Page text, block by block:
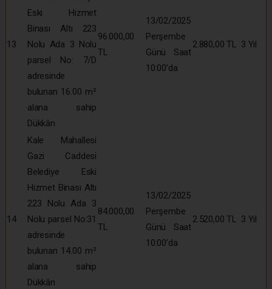
13
Eski Hizmet
Binası Altı 223
Nolu Ada 3 Nolu
parsel No: 7/D
adresinde
bulunan 16.00 m²
alana sahip
Dükkân
96.000,00
TL
13/02/2025
Perşembe
Günü Saat
10:00’da
2.880,00 TL 3 Yıl
14
Kale Mahallesi
Gazi Caddesi
Belediye Eski
Hizmet Binası Altı
223 Nolu Ada 3
Nolu parsel No:31
adresinde
bulunan 14.00 m²
alana sahip
Dükkân
84.000,00
TL
13/02/2025
Perşembe
Günü Saat
10:00’da
2.520,00 TL 3 Yıl